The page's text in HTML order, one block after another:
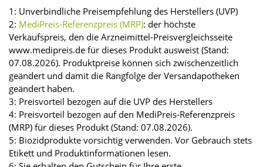
1: Unverbindliche Preisempfehlung des Herstellers (UVP)
2: MediPreis-Referenzpreis (MRP): der höchste
Verkaufspreis, den die Arzneimittel-Preisvergleichsseite
www.medipreis.de für dieses Produkt ausweist (Stand:
07.08.2026). Produktpreise können sich zwischenzeitlich
geändert und damit die Rangfolge der Versandapotheken
geändert haben.
3: Preisvorteil bezogen auf die UVP des Herstellers
4: Preisvorteil bezogen auf den MediPreis-Referenzpreis
(MRP) für dieses Produkt (Stand: 07.08.2026).
5: Biozidprodukte vorsichtig verwenden. Vor Gebrauch stets
Etikett und Produktinformationen lesen.